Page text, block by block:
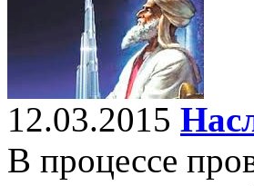
12.03.2015
В процессе